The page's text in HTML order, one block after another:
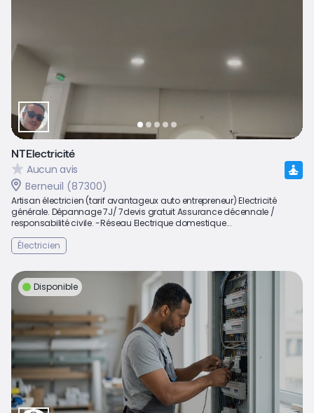
NTElectricité
Aucun avis
Berneuil (87300)
Artisan électricien (tarif avantageux auto entrepreneur) Electricité
générale. Dépannage 7J/ 7devis gratuit Assurance décennale /
responsabilité civile. -Réseau Electrique domestique...
Électricien
Disponible